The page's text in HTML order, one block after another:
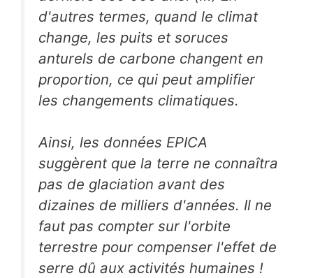
d'autres termes, quand le climat
change, les puits et soruces
anturels de carbone changent en
proportion, ce qui peut amplifier
les changements climatiques.
Ainsi, les données EPICA
suggèrent que la terre ne connaîtra
pas de glaciation avant des
dizaines de milliers d'années. Il ne
faut pas compter sur l'orbite
terrestre pour compenser l'effet de
serre dû aux activités humaines !